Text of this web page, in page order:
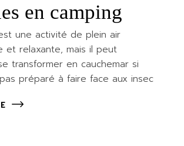
en camping
une activité de plein air
et relaxante, mais il peut
transformer en cauchemar si
préparé à faire face aux insec